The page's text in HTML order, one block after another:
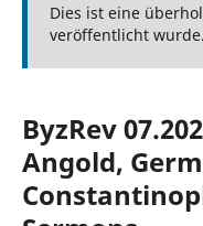
Dies ist eine
veröffentlicht
ByzRev
Angold,